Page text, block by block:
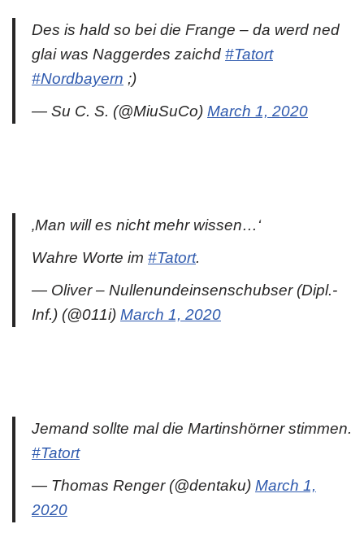
Des is hald so bei die Frange – da werd ned
glai was Naggerdes zaichd #Tatort
#Nordbayern ;)
— Su C. S. (@MiuSuCo) March 1, 2020
‚Man will es nicht mehr wissen…‘
Wahre Worte im #Tatort.
— Oliver – Nullenundeinsenschubser (Dipl.-
Inf.) (@011i) March 1, 2020
Jemand sollte mal die Martinshörner stimmen.
#Tatort
— Thomas Renger (@dentaku) March 1,
2020